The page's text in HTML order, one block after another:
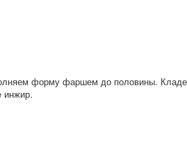
форму фаршем до половины.
инжир.